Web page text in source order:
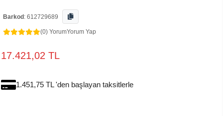
Barkod : 612729689
(0) YorumYorum Yap
17.421,02 TL
1.451,75 TL 'den başlayan taksitlerle